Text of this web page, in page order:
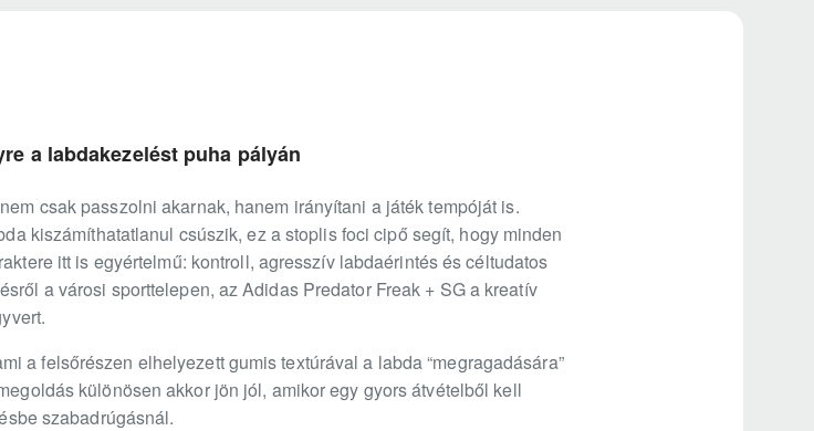
a labdakezelést puha pályán
csak passzolni akarnak, hanem irányítani a játék tempóját is.
kiszámíthatatlanul csúszik, ez a stoplis foci cipő segít, hogy minden
itt is egyértelmű: kontroll, agresszív labdaérintés és céltudatos
a városi sporttelepen, az Adidas Predator Freak + SG a kreatív
a felsőrészen elhelyezett gumis textúrával a labda “megragadására”
különösen akkor jön jól, amikor egy gyors átvételből kell
szabadrúgásnál.